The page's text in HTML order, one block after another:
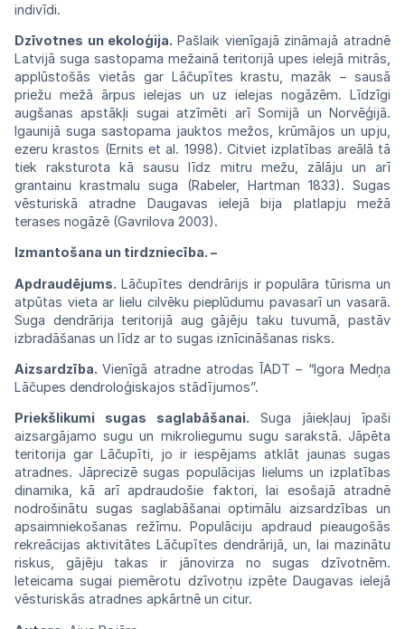
indivīdi.
Dzīvotnes un ekoloģija. Pašlaik vienīgajā zināmajāatradnē
Latvijā suga sastopama mežainā teritorijā upes ielejā mitrās,
applūstošās vietās gar Lāčupīteskrastu,mazāk – sausā
priežu mežā ārpus ielejas un uz ielejas nogāzēm. Līdzīgi
augšanas apstākļi sugai atzīmēti arī Somijā un Norvēģijā.
Igaunijā suga sastopama jauktos mežos, krūmājos un upju,
ezerukrastos (Ernits etal. 1998). Citviet izplatības areālā tā
tiekraksturotakā sausu līdz mitru mežu, zālāju un arī
grantainukrastmalu suga (Rabeler, Hartman 1833). Sugas
vēsturiskā atradne Daugavas ielejā bija platlapju mežā
terases nogāzē (Gavrilova 2003).
Izmantošana un tirdzniecība. –
Apdraudējums. Lāčupītes dendrārijs irpopulāra tūrisma un
atpūtas vieta ar lielu cilvēkupieplūdumu pavasarī un vasarā.
Suga dendrārija teritorijā aug gājēju taku tuvumā, pastāv
izbradāšanas un līdz ar to sugas iznīcināšanas risks.
Aizsardzība.Vienīgā atradne atrodas ĪADT – “Igora Medņa
Lāčupes dendroloģiskajos stādījumos”.
Priekšlikumi sugas saglabāšanai. Suga jāiekļauj īpaši
aizsargājamo sugu un mikroliegumu sugu sarakstā. Jāpēta
teritorija gar Lāčupīti, jo ir iespējams atklāt jaunas sugas
atradnes. Jāprecizē sugas populācijas lielums unizplatības
dinamika,
kā arī apdraudošie faktori, lai esošajāatradnē
nodrošinātu sugas saglabāšanaioptimālu aizsardzības un
apsaimniekošanas režīmu. Populāciju apdraud pieaugošās
rekreācijas aktivitātes Lāčupītes dendrārijā, un, lai mazinātu
riskus, gājēju takas ir jānovirza nosugasdzīvotnēm.
Ieteicama sugai piemērotu dzīvotņu izpēte Daugavasielejā
vēsturiskās atradnes apkārtnē un citur.